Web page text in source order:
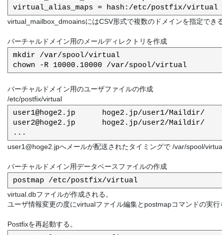
virtual_mailbox_dmoainsにはCSV形式で複数のドメインを指定でき
バーチャルドメイン用のメールディレクトリを作成
mkdir /var/spool/virtual
バーチャルドメイン用のユーザファイルの作成
/etc/postfix/virtual
user1@hoge2.jp      hoge2.jp/user1/Maildir/
user2@hoge2.jp      hoge2.jp/user2/Maildir/
user1@hoge2.jpへメールが配送されたタイミングで /var/spool/
バーチャルドメイン用データベースファイルの作成
virtual.dbファイルが作成される。
ユーザ情報変更の度にvirtualファイル編集とpostmapコマンドの実行
Postfixを再起動する。